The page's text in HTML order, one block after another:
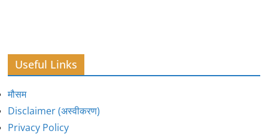
Useful Links
मौसम
Disclaimer (अस्वीकरण)
Privacy Policy